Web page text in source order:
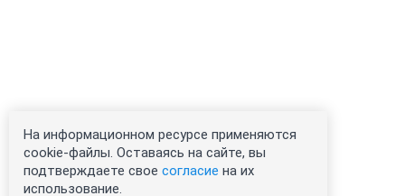
На информационном ресурсе применяются
cookie-файлы. Оставаясь на сайте, вы
подтверждаете свое согласие на их
использование.